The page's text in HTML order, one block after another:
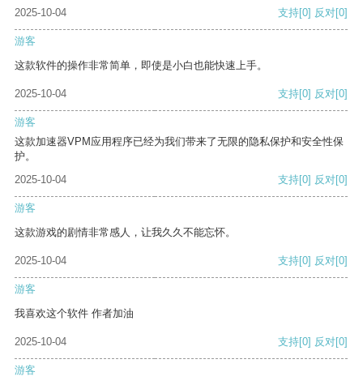
2025-10-04 支持[0] 反对[0]
游客
这款软件的操作非常简单，即使是小白也能快速上手。
2025-10-04 支持[0] 反对[0]
游客
这款加速器VPM应用程序已经为我们带来了无限的隐私保护和安全性保
护。
2025-10-04
支持[0] 反对[0]
游客
这款游戏的剧情非常感人，让我久久不能忘怀。
2025-10-04 支持[0] 反对[0]
游客
我喜欢这个软件 作者加油
2025-10-04 支持[0] 反对[0]
游客